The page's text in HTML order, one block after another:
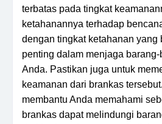
terbatas pada tingkat
ketahanannya terhadap
dengan tingkat ketahanan yang
penting dalam menjaga
Anda. Pastikan juga untuk
keamanan dari brankas
membantu Anda memahami
brankas dapat melindungi